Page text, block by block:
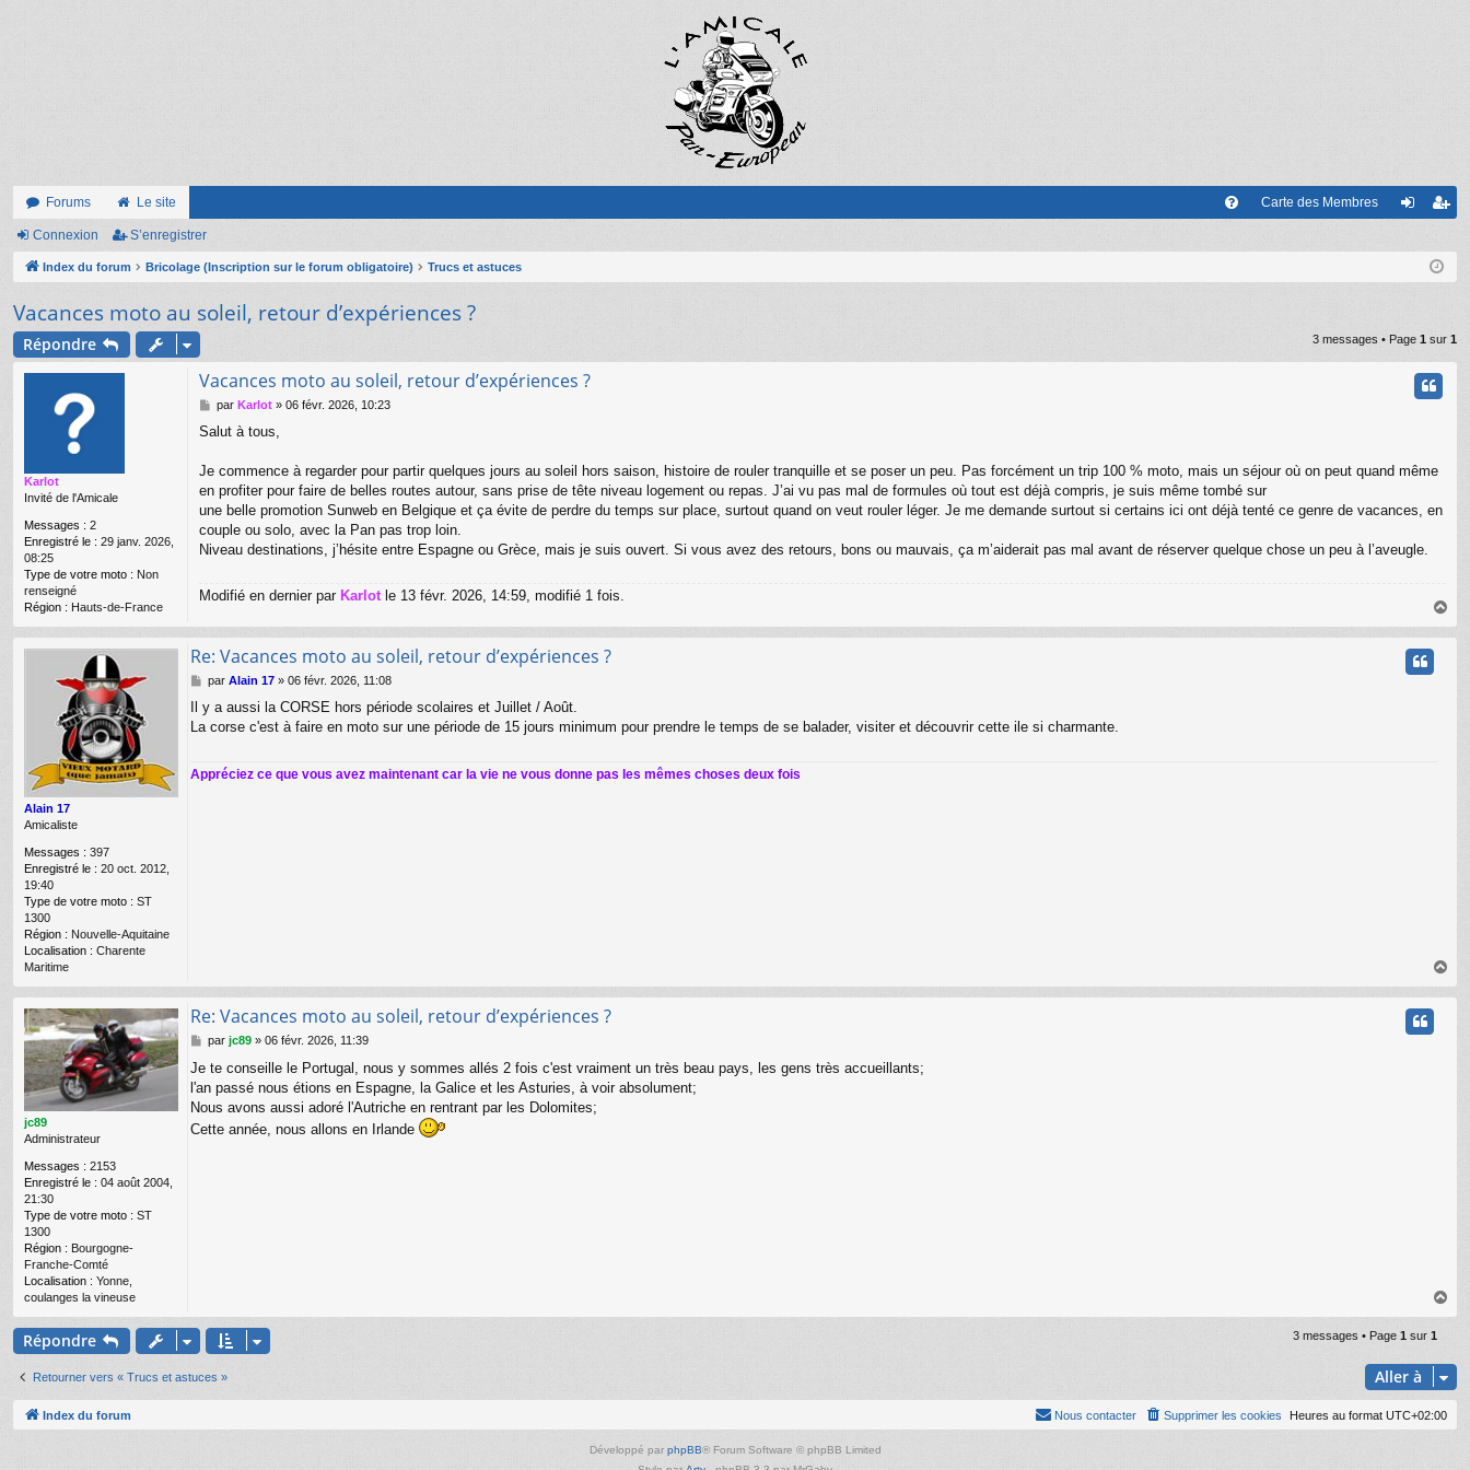
Forums Le site Carte des Membres
on
nr
ist
re
Connexion S’enregistrer
Index du forum Bricolage (Inscription sur le forum obligatoire) Trucs et astuces
Vacances moto au soleil, retour d’expériences ?
Répondre 3 messages • Page 1 sur 1
Karlot
Invité de l'Amicale
Messages : 2
Enregistré le : 29 janv. 2026,
08:25
Type de votre moto : Non
renseigné
Région : Hauts-de-France
Vacances moto au soleil, retour d’expériences ?
M
s
a
g
par Karlot» 06 févr. 2026, 10:23
Salut à tous,
Je commence à regarder pour partir quelques jours au soleil hors saison, histoire de rouler tranquille et se poser un peu. Pas forcément un trip 100 % moto, mais un séjour où on peut quand même
en profiter pour faire de belles routes autour, sans prise de tête niveau logement ou repas. J’ai vu pas mal de formules où tout est déjà compris, je suis même tombé sur
une belle promotion Sunweb en Belgique et ça évite de perdre du temps sur place, surtout quand on veut rouler léger. Je me demande surtout si certains ici ont déjà tenté ce genre de vacances, en
couple ou solo, avec la Pan pas trop loin.
Niveau destinations, j’hésite entre Espagne ou Grèce, mais je suis ouvert. Si vous avez des retours, bons ou mauvais, ça m’aiderait pas mal avant de réserver quelque chose un peu à l’aveugle.
Modifié en dernier par Karlotle 13 févr. 2026, 14:59, modifié 1 fois.
a
u
Alain 17
Amicaliste
Messages : 397
Enregistré le : 20 oct. 2012,
19:40
Type de votre moto : ST
1300
Région : Nouvelle-Aquitaine
Localisation : Charente
Maritime
Re: Vacances moto au soleil, retour d’expériences ?
M
s
s
e
par Alain 17» 06 févr. 2026, 11:08
Il y a aussi la CORSE hors période scolaires et Juillet / Août.
La corse c'est à faire en moto sur une période de 15 jours minimum pour prendre le temps de se balader, visiter et découvrir cette ile si charmante.
Appréciez ce que vous avez maintenant car la vie ne vous donne pas les mêmes choses deux fois
a
u
jc89
Administrateur
Messages : 2153
Enregistré le : 04 août 2004,
21:30
Type de votre moto : ST
1300
Région : Bourgogne-
Franche-Comté
Localisation : Yonne,
coulanges la vineuse
Re: Vacances moto au soleil, retour d’expériences ?
M
s
s
a
e
par jc89» 06 févr. 2026, 11:39
Je te conseille le Portugal, nous y sommes allés 2 fois c'est vraiment un très beau pays, les gens très accueillants;
l'an passé nous étions en Espagne, la Galice et les Asturies, à voir absolument;
Nous avons aussi adoré l'Autriche en rentrant par les Dolomites;
Cette année, nous allons en Irlande
a
Répondre 3 messages • Page 1 sur 1
Retourner vers « Trucs et astuces » Aller à
Index du forum Heures au format UTC+02:00
Supprimer les cookies
Nous contacter
Développé par phpBB® Forum Software © phpBB Limited